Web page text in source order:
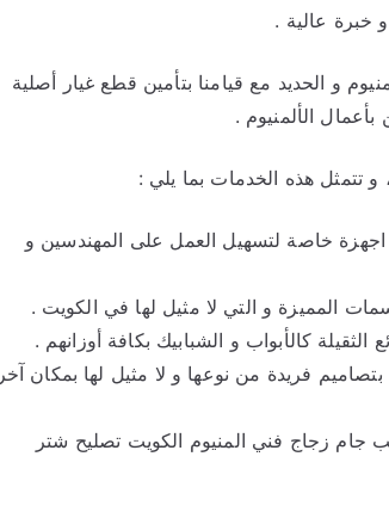
خبرة عالية .
و الحديد مع قيامنا بتأمين قطع غيار أصلية
بأعمال الألمنيوم .
و تتمثل هذه الخدمات بما يلي :
اجهزة خاصة لتسهيل العمل على المهندسين و
المميزة و التي لا مثيل لها في الكويت .
كالأبواب و الشبابيك بكافة أوزانهم .
فريدة من نوعها و لا مثيل لها بمكان آخر
جام زجاج فني المنيوم الكويت تصليح شتر